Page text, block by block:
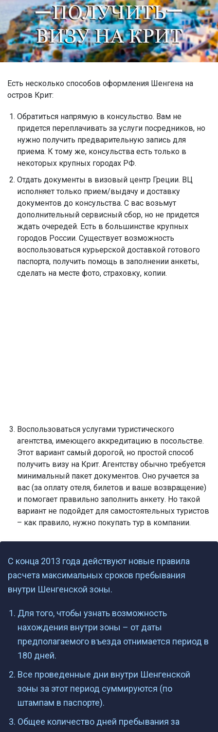
Есть несколько способов оформления Шенгена на
остров Крит:
Обратиться напрямую в консульство. Вам не
придется переплачивать за услуги посредников, но
нужно получить предварительную запись для
приема. К тому же, консульства есть только в
некоторых крупных городах РФ.
Отдать документы в визовый центр Греции. ВЦ
исполняет только прием/выдачу и доставку
документов до консульства. С вас возьмут
дополнительный сервисный сбор, но не придется
ждать очередей. Есть в большинстве крупных
городов России. Существует возможность
воспользоваться курьерской доставкой готового
паспорта, получить помощь в заполнении анкеты,
сделать на месте фото, страховку, копии.
Воспользоваться услугами туристического
агентства, имеющего аккредитацию в посольстве.
Этот вариант самый дорогой, но простой способ
получить визу на Крит. Агентству обычно требуется
минимальный пакет документов. Оно ручается за
вас (за оплату отеля, билетов и ваше возвращение)
и помогает правильно заполнить анкету. Но такой
вариант не подойдет для самостоятельных туристов
– как правило, нужно покупать тур в компании.
С конца 2013 года действуют новые правила
расчета максимальных сроков пребывания
внутри Шенгенской зоны.
Для того, чтобы узнать возможность
нахождения внутри зоны – от даты
предполагаемого въезда отнимается период в
180 дней.
Все проведенные дни внутри Шенгенской
зоны за этот период суммируются (по
штампам в паспорте).
Общее количество дней пребывания за